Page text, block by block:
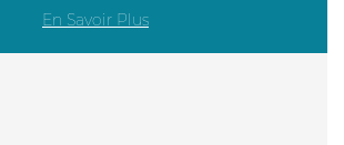
En Savoir Plus